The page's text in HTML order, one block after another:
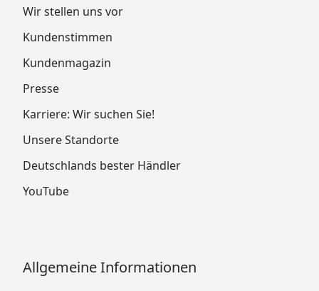
Wir stellen uns vor
Kundenstimmen
Kundenmagazin
Presse
Karriere: Wir suchen Sie!
Unsere Standorte
Deutschlands bester Händler
YouTube
Allgemeine Informationen